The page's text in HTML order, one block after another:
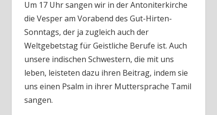
Um 17 Uhr sangen wir in der Antoniterkirche
die Vesper am Vorabend des Gut-Hirten-
Sonntags, der ja zugleich auch der
Weltgebetstag für Geistliche Berufe ist. Auch
unsere indischen Schwestern, die mit uns
leben, leisteten dazu ihren Beitrag, indem sie
uns einen Psalm in ihrer Muttersprache Tamil
sangen.